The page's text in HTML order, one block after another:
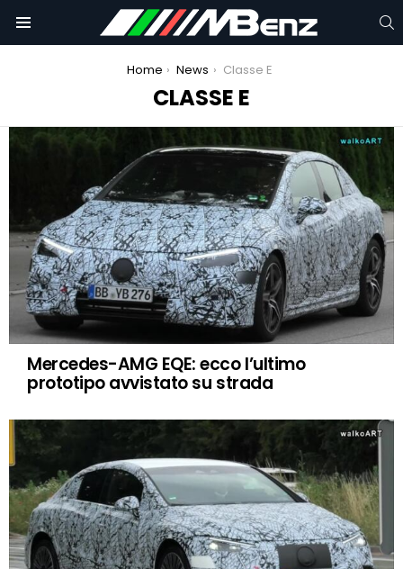
Home News Classe E
CLASSE E
LATEST
Mercedes-AMG E 63 S Wagon sfida un’Audi
RS3 in una drag race
Mercedes-AMG EQE: ecco l’ultimo
prototipo avvistato su strada